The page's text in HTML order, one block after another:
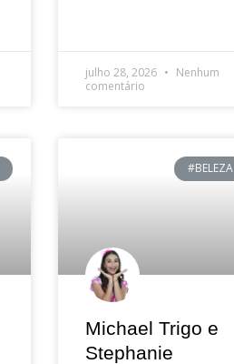
julho 28, 2026
Nenhum
comentário
#BELEZA
Michael Trigo e
Stephanie